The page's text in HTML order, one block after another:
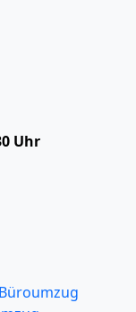
Uhr
Büroumzug